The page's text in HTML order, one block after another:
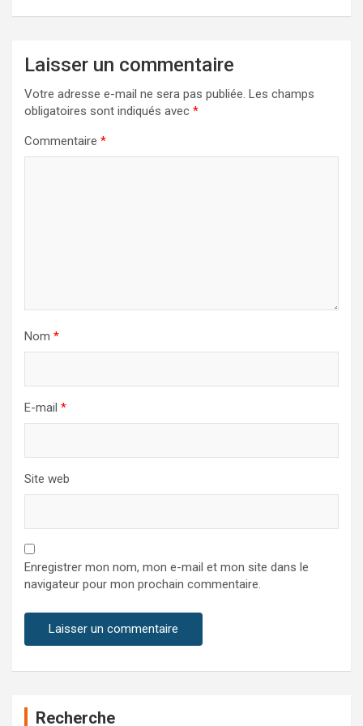
Laisser un commentaire
Votre adresse e-mail ne sera pas publiée. Les champs
obligatoires sont indiqués avec *
Commentaire *
Nom *
E-mail *
Site web
Enregistrer mon nom, mon e-mail et mon site dans le
navigateur pour mon prochain commentaire.
Recherche